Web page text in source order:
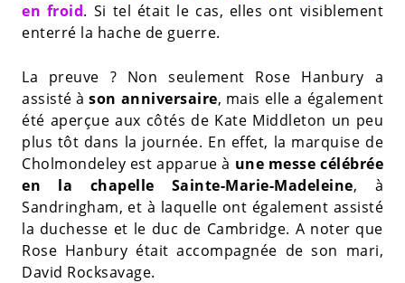
en froid. Si tel était le cas, elles ont visiblement
enterré la hache de guerre.
La preuve ? Non seulement Rose Hanbury a
assisté àson anniversaire, mais elle a également
été aperçue aux côtés de Kate Middleton un peu
plus tôt dans la journée. En effet, la marquise de
Cholmondeley est apparue à une messe célébrée
en la chapelle Sainte-Marie-Madeleine, à
Sandringham, et à laquelle ont également assisté
la duchesse et le duc de Cambridge. A noter que
Rose Hanbury était accompagnée de son mari,
David Rocksavage.